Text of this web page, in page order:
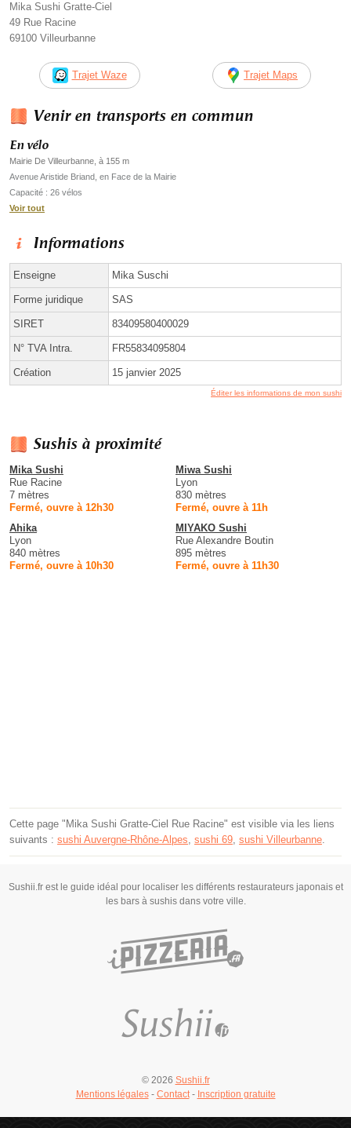
Mika Sushi Gratte-Ciel
49 Rue Racine
69100 Villeurbanne
Trajet Waze Trajet Maps
Venir en transports en commun
En vélo
Mairie De Villeurbanne, à 155 m
Avenue Aristide Briand, en Face de la Mairie
Capacité : 26 vélos
Voir tout
Informations
Enseigne Mika Suschi
Forme juridique SAS
SIRET 83409580400029
N° TVA Intra. FR55834095804
Création 15 janvier 2025
Éditer les informations de mon sushi
Sushis à proximité
Mika Sushi
Rue Racine
7 mètres
Fermé, ouvre à 12h30
Miwa Sushi
Lyon
830 mètres
Fermé, ouvre à 11h
Ahika
Lyon
840 mètres
Fermé, ouvre à 10h30
MIYAKO Sushi
Rue Alexandre Boutin
895 mètres
Fermé, ouvre à 11h30
Cette page "Mika Sushi Gratte-Ciel Rue Racine" est visible via les liens
suivants : sushi Auvergne-Rhône-Alpes sushi 69 sushi Villeurbanne
Sushii.fr est le guide idéal pour localiser les différents restaurateurs japonais et
les bars à sushis dans votre ville.
© 2026 Sushii.fr
Mentions légales- Contact- Inscription gratuite